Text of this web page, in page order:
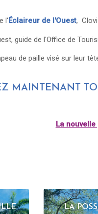
l'Éclaireur de l'Ouest,
de paille visé sur leur
MAINTENANT
La
LA